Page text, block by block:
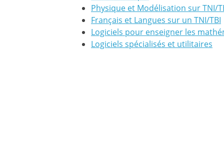
Physique et Modélisation sur TNI/
Français et Langues sur un TNI/TBI
Logiciels pour enseigner les
Logiciels spécialisés et utilitaires